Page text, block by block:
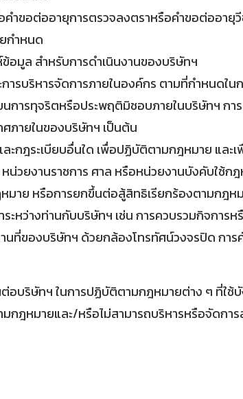
ำขอต่ออายุการตรวจลงตราหรือคำขอต่ออา
กำหนด
ข้อมูล สำหรับการดำเนินงานของบริษัทฯ
ารบริหารจัดการภายในองค์กร ตามที่กำหนดใ
การทุจริตหรือประพฤติมิชอบภายในบริษัทฯ ก
ภายในของบริษัทฯ เป็นต้น
กฎระเบียบอื่นใด เพื่อปฏิบัติตามกฎหมาย แล
น่วยงานราชการ ศาล หรือหน่วยงานบังคับใช้
มาย หรือการยกขึ้นต่อสู้สิทธิเรียกร้องตามกฎห
ะหว่างท่านกับบริษัทฯ เช่น การควบรวมกิจกา
ที่ของบริษัทฯ ด้วยกล้องโทรทัศน์วงจรปิด กา
บริษัทฯ ในการปฏิบัติตามกฎหมายต่าง ๆ ที่ใ
กฎหมายและ/หรือไม่สามารถบริหารหรือจัดก